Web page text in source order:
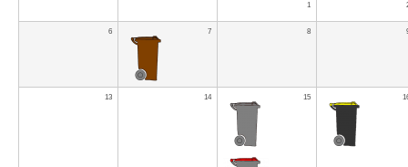
1
6 7 8
13 14 15